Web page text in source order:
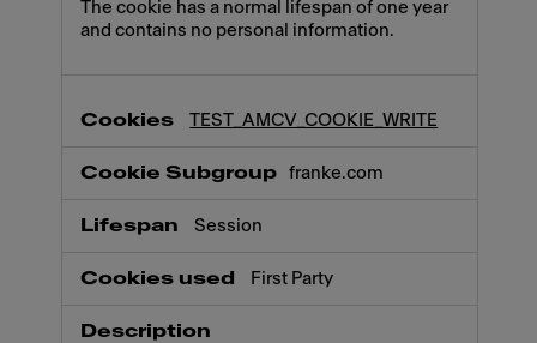
The cookie has a normal lifespan of one year
and contains no personal information.
TEST_AMCV_COOKIE_WRITE
franke.com
Session
First Party